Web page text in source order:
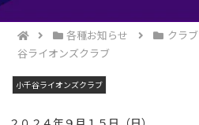
各種お知らせ クラ
谷ライオンズクラブ
小千谷ライオンズクラブ